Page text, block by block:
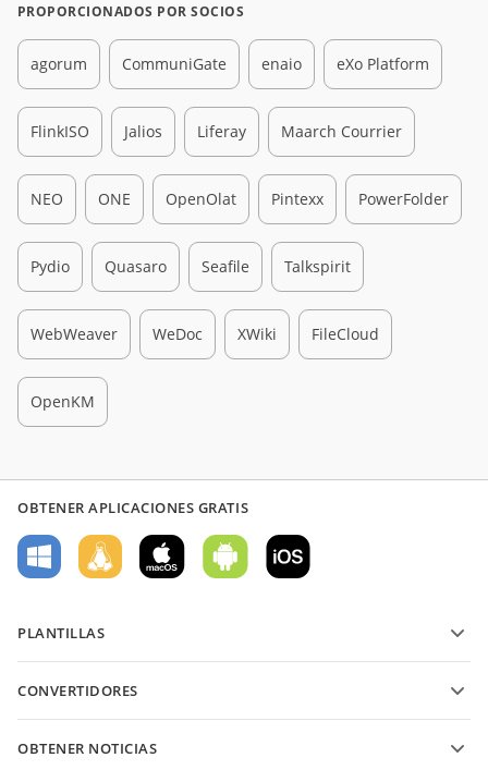
PROPORCIONADOS POR SOCIOS
agorum CommuniGate enaio eXo Platform
FlinkISO Jalios Liferay Maarch Courrier
NEO ONE OpenOlat Pintexx PowerFolder
Pydio Quasaro Seafile Talkspirit
WebWeaver WeDoc XWiki FileCloud
OpenKM
OBTENER APLICACIONES GRATIS
PLANTILLAS
Plantillas de documentos de texto
CONVERTIDORES
Convierte hojas de cálculo
OBTENER NOTICIAS